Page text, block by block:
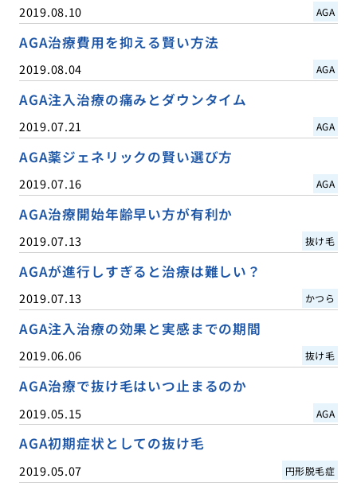
2019.08.10 AGA
AGA治療費用を抑える賢い方法
2019.08.04 AGA
AGA注入治療の痛みとダウンタイム
2019.07.21 AGA
AGA薬ジェネリックの賢い選び方
2019.07.16 AGA
AGA治療開始年齢早い方が有利か
2019.07.13 抜け毛
AGAが進行しすぎると治療は難しい？
2019.07.13 かつら
AGA注入治療の効果と実感までの期間
2019.06.06 抜け毛
AGA治療で抜け毛はいつ止まるのか
2019.05.15 AGA
AGA初期症状としての抜け毛
2019.05.07 円形脱毛症